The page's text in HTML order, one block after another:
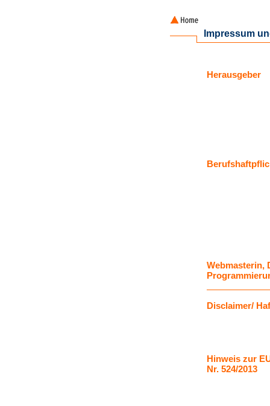
Impressum
Herausgeber
Webmasterin,
Disclaimer/
Hinweis zur
Nr. 524/2013